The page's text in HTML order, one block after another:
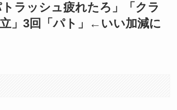
ラッシュ疲れたろ」「クラ
」3回「パト」←いい加減に